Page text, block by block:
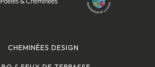
CHEMINÉES DESIGN